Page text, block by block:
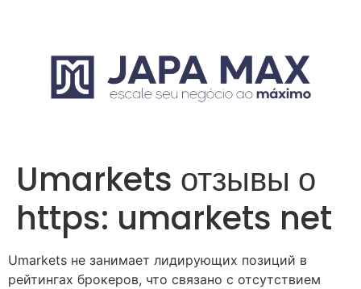
Umarkets отзывы о
https: umarkets net
Umarkets не занимает лидирующих позиций в
рейтингах брокеров, что связано с отсутствием